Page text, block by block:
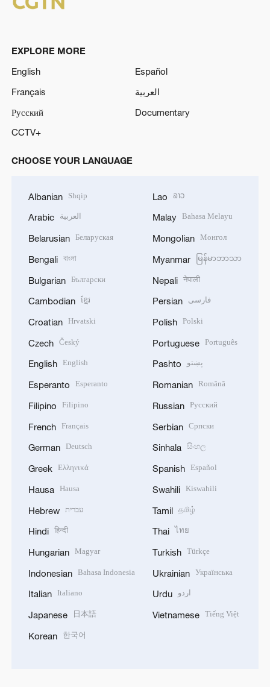
EXPLORE MORE
English
Español
Français
العربية
Русский
Documentary
CCTV+
CHOOSE YOUR LANGUAGE
Albanian Shqip
Arabic العربية
Belarusian Беларуская
Bengali বাংলা
Bulgarian Български
Cambodian ខ្មែរ
Croatian Hrvatski
Czech Český
English English
Esperanto Esperanto
Filipino Filipino
French Français
German Deutsch
Greek Ελληνικά
Hausa Hausa
Hebrew עברית
Hindi हिन्दी
Hungarian Magyar
Indonesian Bahasa Indonesia
Italian Italiano
Japanese 日本語
Korean 한국어
Lao ລາວ
Malay Bahasa Melayu
Mongolian Монгол
Myanmar မြန်မာဘာသာ
Nepali नेपाली
Persian فارسی
Polish Polski
Portuguese Português
Pashto پښتو
Romanian Română
Russian Русский
Serbian Српски
Sinhala සිංහල
Spanish Español
Swahili Kiswahili
Tamil தமிழ்
Thai ไทย
Turkish Türkçe
Ukrainian Українська
Urdu اردو
Vietnamese Tiếng Việt